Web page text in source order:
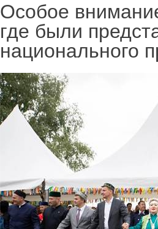
Особое
где были
национального